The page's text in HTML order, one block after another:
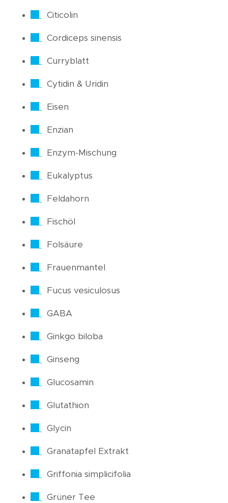
Citicolin
Cordiceps sinensis
Curryblatt
Cytidin & Uridin
Eisen
Enzian
Enzym-Mischung
Eukalyptus
Feldahorn
Fischöl
Folsäure
Frauenmantel
Fucus vesiculosus
GABA
Ginkgo biloba
Ginseng
Glucosamin
Glutathion
Glycin
Granatapfel Extrakt
Griffonia simplicifolia
Grüner Tee